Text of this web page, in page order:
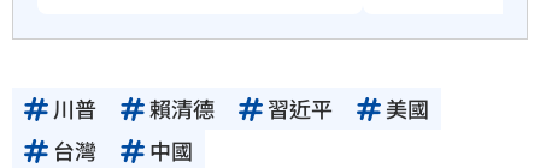
川普 賴清德 習近平
美國
台灣
中國